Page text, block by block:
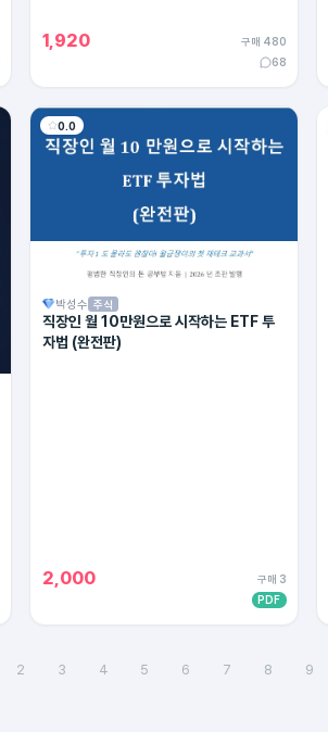
1,920
구매 480
68
0.0
박성수 주식
직장인 월 10만원으로 시작하는 ETF 투
자법 (완전판)
2,000
구매 3
PDF
2 3 4 5 6 7 8 9